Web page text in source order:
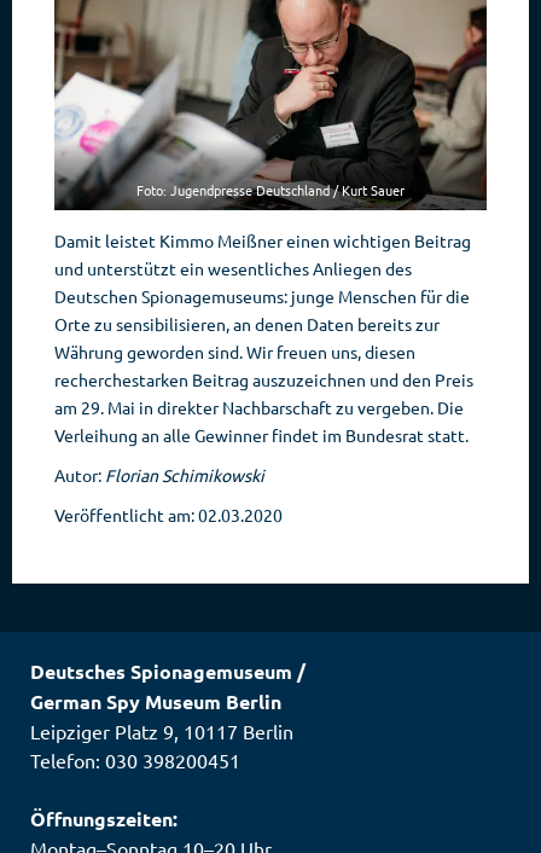
Foto: Jugendpresse Deutschland / Kurt Sauer
Damit leistet Kimmo Meißner einen wichtigen Beitrag
und unterstützt ein wesentliches Anliegen des
Deutschen Spionagemuseums: junge Menschen für die
Orte zu sensibilisieren, an denen Daten bereits zur
Währung geworden sind. Wir freuen uns, diesen
recherchestarken Beitrag auszuzeichnen und den Preis
am 29. Mai in direkter Nachbarschaft zu vergeben. Die
Verleihung an alle Gewinner findet im Bundesrat statt.
Autor: Florian Schimikowski
Veröffentlicht am: 02.03.2020
Deutsches Spionagemuseum /
German Spy Museum Berlin
Leipziger Platz 9 10117 Berlin
Telefon: 030 398200451
Öffnungszeiten:
Montag–Sonntag 10–20 Uhr